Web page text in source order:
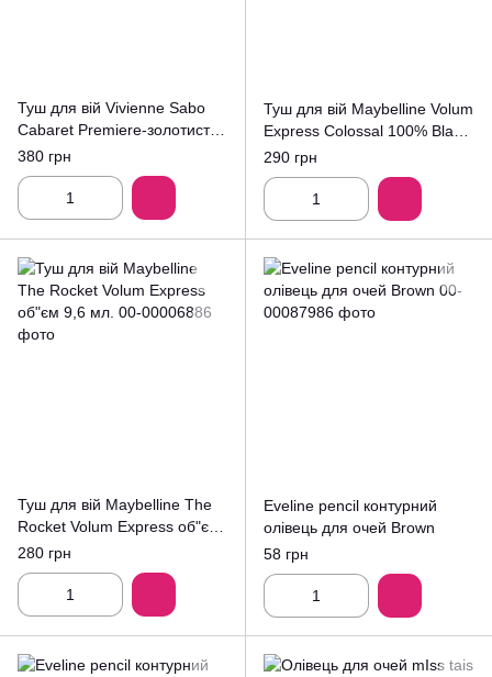
Туш для вій Vivienne Sabo
Cabaret Premiere-золотиста
№003
380 грн
Туш для вій Maybelline Volum
Express Colossal 100% Black
10,7 мл.
290 грн
Туш для вій Maybelline The
Rocket Volum Express об"єм
9,6 мл.
280 грн
Eveline pencil контурний
олівець для очей Brown
58 грн